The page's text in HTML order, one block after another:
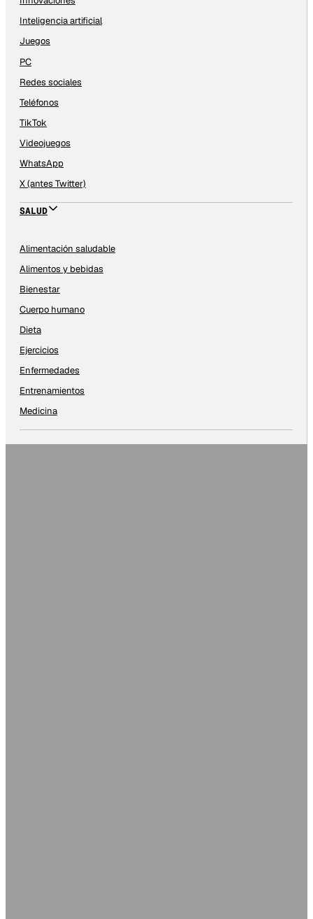
Inteligencia artificial
Juegos
PC
Redes sociales
Teléfonos
TikTok
Videojuegos
WhatsApp
X (antes Twitter)
SALUD
Alimentación saludable
Alimentos y bebidas
Bienestar
Cuerpo humano
Dieta
Ejercicios
Enfermedades
Entrenamientos
Medicina